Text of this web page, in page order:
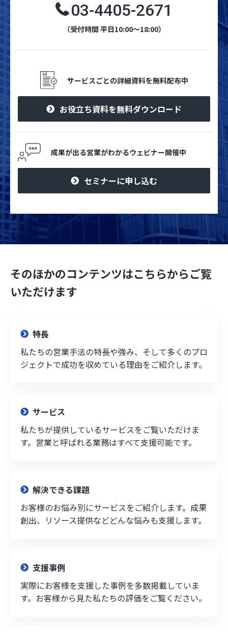
03-4405-2671
（受付時間 平日10:00～18:00）
サービスごとの詳細資料を無料配布中
お役立ち資料を無料ダウンロード
成果が出る営業がわかるウェビナー開催中
セミナーに申し込む
そのほかのコンテンツはこちらからご覧
いただけます
特長
私たちの営業手法の特長や強み、そして多くのプロ
ジェクトで成功を収めている理由をご紹介します。
サービス
私たちが提供しているサービスをご覧いただけま
す。営業と呼ばれる業務はすべて支援可能です。
解決できる課題
お客様のお悩み別にサービスをご紹介します。成果
創出、リソース提供などどんな悩みも支援します。
支援事例
実際にお客様を支援した事例を多数掲載していま
す。お客様から見た私たちの評価をご覧ください。